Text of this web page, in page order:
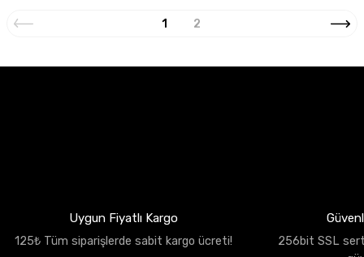
1 2
Uygun Fiyatlı Kargo
125₺ Tüm siparişlerde sabit kargo ücreti!
256bit SSL